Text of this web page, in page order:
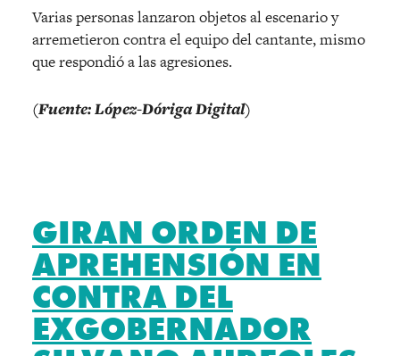
Varias personas lanzaron objetos al escenario y
arremetieron contra el equipo del cantante, mismo
que respondió a las agresiones.
(Fuente: López-Dóriga Digital)
GIRAN ORDEN DE
APREHENSIÓN EN
CONTRA DEL
EXGOBERNADOR